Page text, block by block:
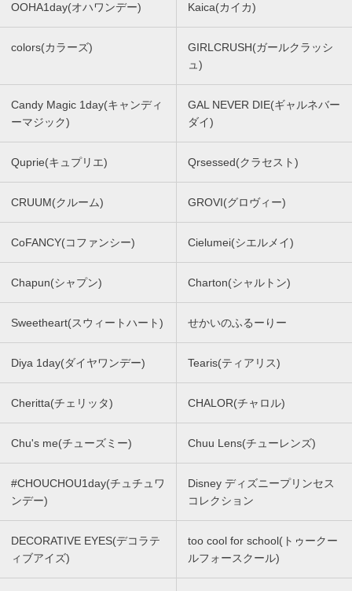
OOHA1day(オハワンデー) Kaica(カイカ)
colors(カラーズ)
GIRLCRUSH(ガールクラッシ
ュ)
Candy Magic 1day(キャンディ
ーマジック)
GAL NEVER DIE(ギャルネバー
ダイ)
Quprie(キュプリエ) Qrsessed(クラセスト)
CRUUM(クルーム) GROVI(グロヴィー)
CoFANCY(コファンシー) Cielumei(シエルメイ)
Chapun(シャプン) Charton(シャルトン)
Sweetheart(スウィートハート) せかいのふるーりー
Diya 1day(ダイヤワンデー) Tearis(ティアリス)
Cheritta(チェリッタ) CHALOR(チャロル)
Chu's me(チューズミー) Chuu Lens(チューレンズ)
#CHOUCHOU1day(チュチュワ
ンデー)
Disney ディズニープリンセス
コレクション
DECORATIVE EYES(デコラテ
ィブアイズ)
too cool for school(トゥークー
ルフォースクール)